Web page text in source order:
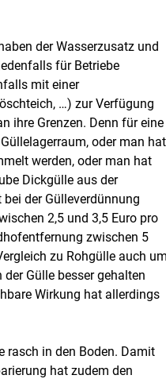
der Wasserzusatz und
für Betriebe
mit einer
…) zur Verfügung
ihre Grenzen. Denn für eine
oder man hat
werden, oder man hat
Dickgülle aus der
der Gülleverdünnung
2,5 und 3,5 Euro pro
zwischen 5
zu Rohgülle auch um
Gülle besser gehalten
Wirkung hat allerdings
rasch in den Boden. Damit
hat zudem den